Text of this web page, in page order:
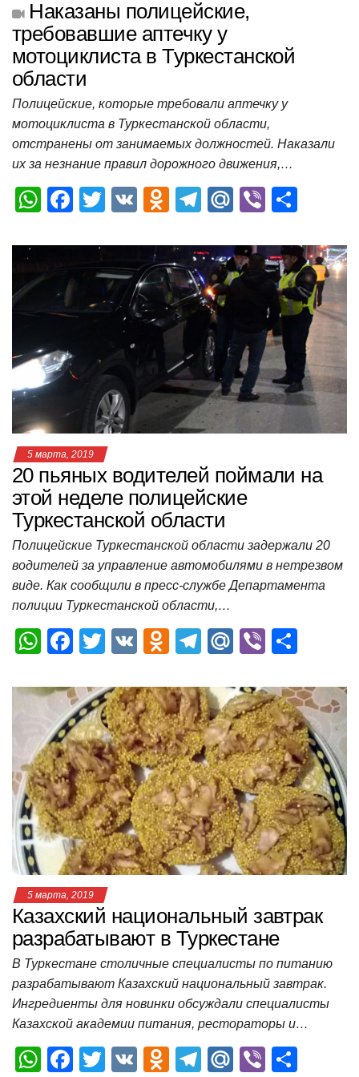
Наказаны полицейские,
требовавшие аптечку у
мотоциклиста в Туркестанской
области
Полицейские, которые требовали аптечку у
мотоциклиста в Туркестанской области,
отстранены от занимаемых должностей. Наказали
их за незнание правил дорожного движения,…
W
at
s
A
p
F
c
e
b
o
k
T
tt
er
V
O
n
o
kl
a
ss
ni
ki
T
e
gr
a
m
M
.R
u
Vi
er п
р
а
в
и
т
ь
5 марта, 2019
20 пьяных водителей поймали на
этой неделе полицейские
Туркестанской области
Полицейские Туркестанской области задержали 20
водителей за управление автомобилями в нетрезвом
виде. Как сообщили в пресс-службе Департамента
полиции Туркестанской области,…
W
at
s
A
p
p
F
c
e
b
o
o
k
T
tt
er
V
O
n
o
kl
a
ss
ni
ki
T
e
gr
a
m
M
.R
u
Vi
er п
р
а
в
и
т
ь
5 марта, 2019
Казахский национальный завтрак
разрабатывают в Туркестане
В Туркестане столичные специалисты по питанию
разрабатывают Казахский национальный завтрак.
Ингредиенты для новинки обсуждали специалисты
Казахской академии питания, рестораторы и…
W
F
T
V
O
T
M
Vi